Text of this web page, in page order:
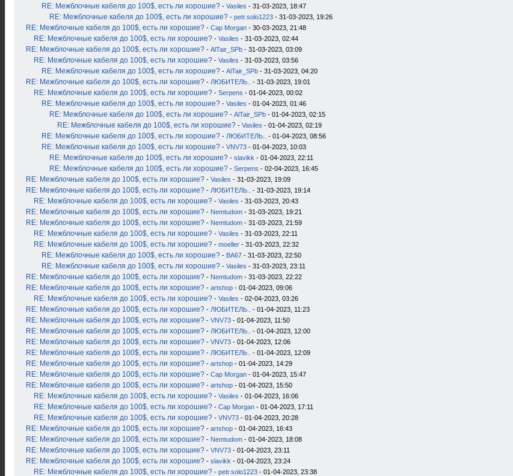
RE: Межблочные кабеля до 100$, есть ли хорошие? - Vasiles - 31-03-2023, 18:47
RE: Межблочные кабеля до 100$, есть ли хорошие? - petr.solo1223 - 31-03-2023, 19:26
RE: Межблочные кабеля до 100$, есть ли хорошие? - Cap Morgan - 30-03-2023, 21:48
RE: Межблочные кабеля до 100$, есть ли хорошие? - Vasiles - 31-03-2023, 02:44
RE: Межблочные кабеля до 100$, есть ли хорошие? - AlTair_SPb - 31-03-2023, 03:09
RE: Межблочные кабеля до 100$, есть ли хорошие? - Vasiles - 31-03-2023, 03:56
RE: Межблочные кабеля до 100$, есть ли хорошие? - AlTair_SPb - 31-03-2023, 04:20
RE: Межблочные кабеля до 100$, есть ли хорошие? - ЛЮБИТЕЛЬ.. - 31-03-2023, 19:01
RE: Межблочные кабеля до 100$, есть ли хорошие? - Serpens - 01-04-2023, 00:02
RE: Межблочные кабеля до 100$, есть ли хорошие? - Vasiles - 01-04-2023, 01:46
RE: Межблочные кабеля до 100$, есть ли хорошие? - AlTair_SPb - 01-04-2023, 02:15
RE: Межблочные кабеля до 100$, есть ли хорошие? - Vasiles - 01-04-2023, 02:19
RE: Межблочные кабеля до 100$, есть ли хорошие? - ЛЮБИТЕЛЬ.. - 01-04-2023, 08:56
RE: Межблочные кабеля до 100$, есть ли хорошие? - VNV73 - 01-04-2023, 10:03
RE: Межблочные кабеля до 100$, есть ли хорошие? - slavikk - 01-04-2023, 22:11
RE: Межблочные кабеля до 100$, есть ли хорошие? - Serpens - 02-04-2023, 16:45
RE: Межблочные кабеля до 100$, есть ли хорошие? - Vasiles - 31-03-2023, 19:09
RE: Межблочные кабеля до 100$, есть ли хорошие? - ЛЮБИТЕЛЬ.. - 31-03-2023, 19:14
RE: Межблочные кабеля до 100$, есть ли хорошие? - Vasiles - 31-03-2023, 20:43
RE: Межблочные кабеля до 100$, есть ли хорошие? - Nemtudom - 31-03-2023, 19:21
RE: Межблочные кабеля до 100$, есть ли хорошие? - Nemtudom - 31-03-2023, 21:59
RE: Межблочные кабеля до 100$, есть ли хорошие? - Vasiles - 31-03-2023, 22:11
RE: Межблочные кабеля до 100$, есть ли хорошие? - moeller - 31-03-2023, 22:32
RE: Межблочные кабеля до 100$, есть ли хорошие? - ВА67 - 31-03-2023, 22:50
RE: Межблочные кабеля до 100$, есть ли хорошие? - Vasiles - 31-03-2023, 23:11
RE: Межблочные кабеля до 100$, есть ли хорошие? - Nemtudom - 31-03-2023, 22:22
RE: Межблочные кабеля до 100$, есть ли хорошие? - artshop - 01-04-2023, 09:06
RE: Межблочные кабеля до 100$, есть ли хорошие? - Vasiles - 02-04-2023, 03:26
RE: Межблочные кабеля до 100$, есть ли хорошие? - ЛЮБИТЕЛЬ.. - 01-04-2023, 11:23
RE: Межблочные кабеля до 100$, есть ли хорошие? - VNV73 - 01-04-2023, 11:50
RE: Межблочные кабеля до 100$, есть ли хорошие? - ЛЮБИТЕЛЬ.. - 01-04-2023, 12:00
RE: Межблочные кабеля до 100$, есть ли хорошие? - VNV73 - 01-04-2023, 12:06
RE: Межблочные кабеля до 100$, есть ли хорошие? - ЛЮБИТЕЛЬ.. - 01-04-2023, 12:09
RE: Межблочные кабеля до 100$, есть ли хорошие? - artshop - 01-04-2023, 14:29
RE: Межблочные кабеля до 100$, есть ли хорошие? - Cap Morgan - 01-04-2023, 15:47
RE: Межблочные кабеля до 100$, есть ли хорошие? - artshop - 01-04-2023, 15:50
RE: Межблочные кабеля до 100$, есть ли хорошие? - Vasiles - 01-04-2023, 16:06
RE: Межблочные кабеля до 100$, есть ли хорошие? - Cap Morgan - 01-04-2023, 17:11
RE: Межблочные кабеля до 100$, есть ли хорошие? - VNV73 - 01-04-2023, 20:28
RE: Межблочные кабеля до 100$, есть ли хорошие? - artshop - 01-04-2023, 16:43
RE: Межблочные кабеля до 100$, есть ли хорошие? - Nemtudom - 01-04-2023, 18:08
RE: Межблочные кабеля до 100$, есть ли хорошие? - VNV73 - 01-04-2023, 23:11
RE: Межблочные кабеля до 100$, есть ли хорошие? - slavikk - 01-04-2023, 23:24
RE: Межблочные кабеля до 100$, есть ли хорошие? - petr.solo1223 - 01-04-2023, 23:38